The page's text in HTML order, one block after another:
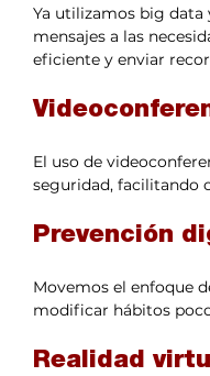
Ya utilizamos big data
mensajes a las
eficiente y enviar
El uso de
seguridad, facilitando
Prevención
Movemos el enfoque
modificar hábitos
Realidad